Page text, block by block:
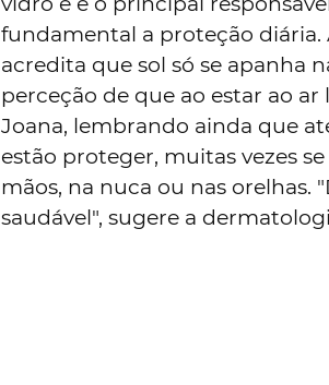
fundamental a proteção
acredita que sol só se apanha
perceção de que ao estar ao ar
Joana, lembrando ainda que
estão proteger, muitas vezes
mãos, na nuca ou nas
saudável", sugere a